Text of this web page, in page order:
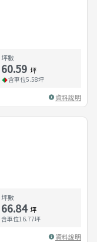
坪數
60.59 坪
含車位5.58坪
資料說明
坪數
66.84 坪
含車位16.77坪
資料說明